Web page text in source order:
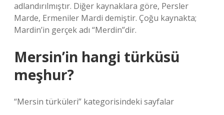
adlandırılmıştır. Diğer kaynaklara göre, Persler
Marde, Ermeniler Mardi demiştir. Çoğu kaynakta;
Mardin’in gerçek adı “Merdin”dir.
Mersin’in hangi türküsü
meşhur?
“Mersin türküleri” kategorisindeki sayfalar